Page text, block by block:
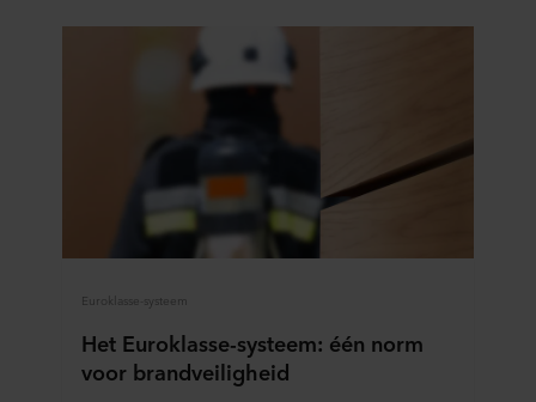
Euroklasse-systeem
Het Euroklasse-systeem: één norm
voor brandveiligheid